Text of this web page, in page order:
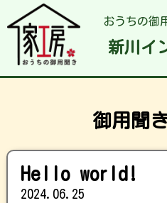
おうちの御
新川イ
御用聞
Hello world!
2024.06.25